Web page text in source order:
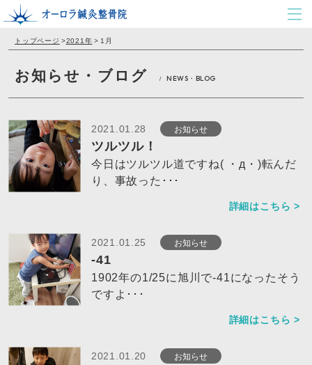
トップページ >2021年 > 1月
お知らせ・ブログ / NEWS・BLOG
2021.01.28 お知らせ
ツルツル！
今日はツルツル道ですね( ・д・)転んだ
り、事故った･･･
詳細はこちら >
2021.01.25 お知らせ
-41
1902年の1/25に旭川で-41になったそう
ですよ･･･
詳細はこちら >
2021.01.20 お知らせ